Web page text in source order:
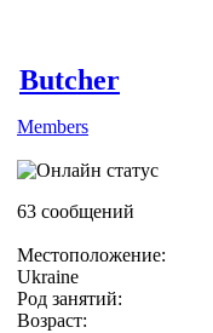
Butcher
Members
63 сообщений
Местоположение:
Ukraine
Род занятий:
Возраст: